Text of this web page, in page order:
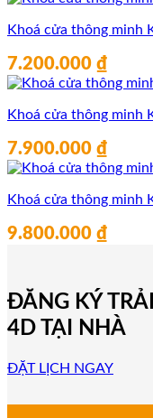
Khoá cửa thông minh
7.200.000 ₫
Khoá cửa thông minh
7.900.000 ₫
Khoá cửa thông minh
9.800.000 ₫
ĐĂNG KÝ
4D TẠI NHÀ
ĐẶT LỊCH NGAY